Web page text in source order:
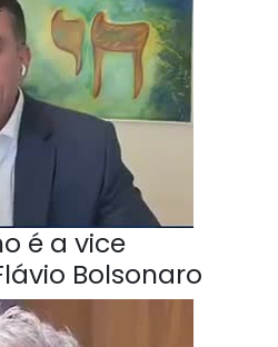
é a vice
Bolsonaro